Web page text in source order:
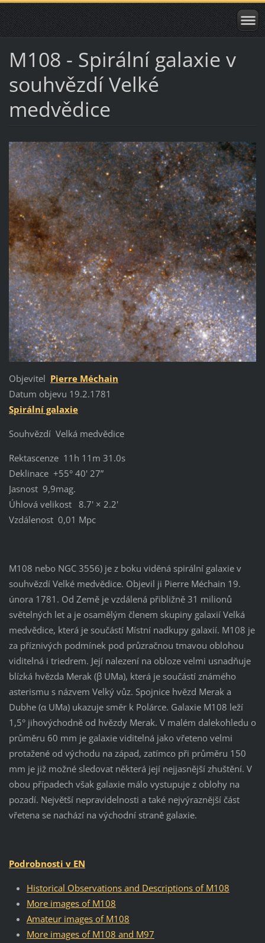
M108 - Spirální galaxie v
souhvězdí Velké
medvědice
Objevitel Pierre Méchain
Datum objevu 19.2.1781
Spirální galaxie
Souhvězdí Velká medvědice
Rektascenze 11h 11m 31.0s
Deklinace +55° 40' 27”
Jasnost 9,9mag.
Úhlová velikost 8.7' × 2.2'
Vzdálenost 0,01 Mpc
M108 nebo NGC 3556) je z boku viděná spirální galaxie v
souhvězdí Velké medvědice. Objevil ji Pierre Méchain 19.
února 1781. Od Země je vzdálená přibližně 31 milionů
světelných let a je osamělým členem skupiny galaxií Velká
medvědice, která je součástí Místní nadkupy galaxií. M108 je
za příznivých podmínek pod průzračnou tmavou oblohou
viditelná i triedrem. Její nalezení na obloze velmi usnadňuje
blízká hvězda Merak (β UMa), která je součástí známého
asterismu s názvem Velký vůz. Spojnice hvězd Merak a
Dubhe (α UMa) ukazuje směr k Polárce. Galaxie M108 leží
1,5° jihovýchodně od hvězdy Merak. V malém dalekohledu o
průměru 60 mm je galaxie viditelná jako vřeteno velmi
protažené od východu na západ, zatímco při průměru 150
mm je již možné sledovat některá její nejjasnější zhuštění. V
obou případech však galaxie málo vystupuje z oblohy na
pozadí. Největší nepravidelnosti a také nejvýraznější část
vřetena se nachází na východní straně galaxie.
Podrobnosti v EN
Historical Observations and Descriptions of M108
More images of M108
Amateur images of M108
More images of M108 and M97